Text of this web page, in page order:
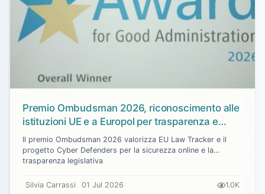
Premio Ombudsman 2026, riconoscimento alle
istituzioni UE e a Europol per trasparenza e
sicurezza digitale
Il premio Ombudsman 2026 valorizza EU Law Tracker e il
progetto Cyber Defenders per la sicurezza online e la
trasparenza legislativa
Silvia Carrassi 01 Jul 2026 1.0K